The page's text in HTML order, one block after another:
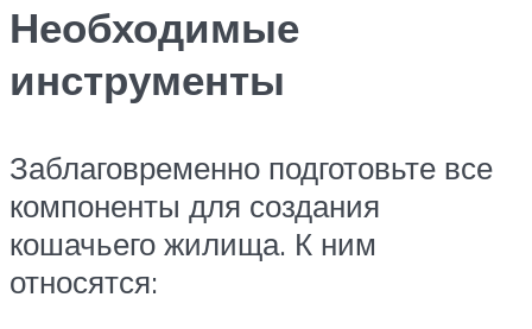
Необходимые
инструменты
Заблаговременно подготовьте все
компоненты для создания
кошачьего жилища. К ним
относятся: